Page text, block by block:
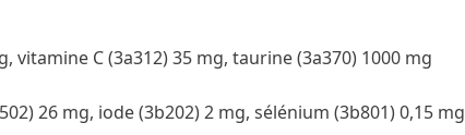
vitamine C (3a312) 35 mg, taurine (3a370) 1000 mg
26 mg, iode (3b202) 2 mg, sélénium (3b801) 0,15 mg